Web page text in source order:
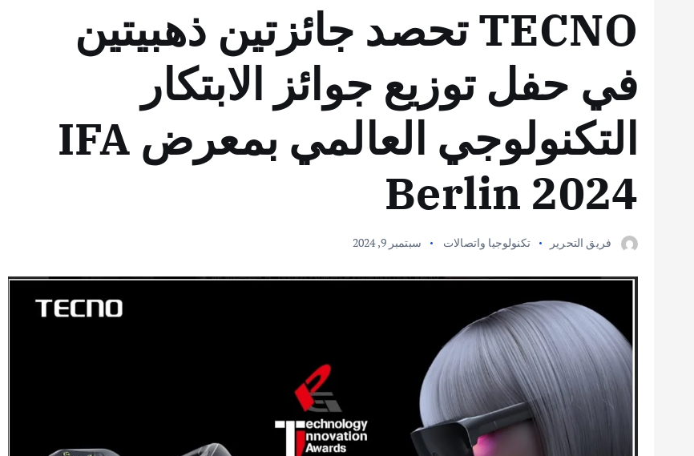
TECNO تحصد جائزتين ذهبيتين
في حفل توزيع جوائز الابتكار
التكنولوجي العالمي بمعرض IFA
Berlin 2024
فريق التحرير تكنولوجيا واتصالات سبتمبر 9, 2024